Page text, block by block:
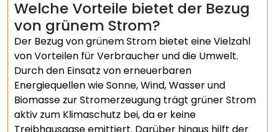
Welche Vorteile bietet der Bezug
von grünem Strom?
Der Bezug von grünem Strom bietet eine Vielzahl
von Vorteilen für Verbraucher und die Umwelt.
Durch den Einsatz von erneuerbaren
Energiequellen wie Sonne, Wind, Wasser und
Biomasse zur Stromerzeugung trägt grüner Strom
aktiv zum Klimaschutz bei, da er keine